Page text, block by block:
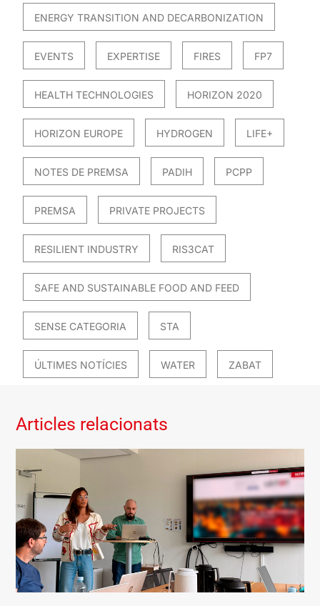
ENERGY TRANSITION AND DECARBONIZATION
EVENTS EXPERTISE FIRES FP7
HEALTH TECHNOLOGIES HORIZON 2020
HORIZON EUROPE HYDROGEN LIFE+
NOTES DE PREMSA PADIH PCPP
PREMSA PRIVATE PROJECTS
RESILIENT INDUSTRY RIS3CAT
SAFE AND SUSTAINABLE FOOD AND FEED
SENSE CATEGORIA STA
ÚLTIMES NOTÍCIES WATER ZABAT
Articles relacionats